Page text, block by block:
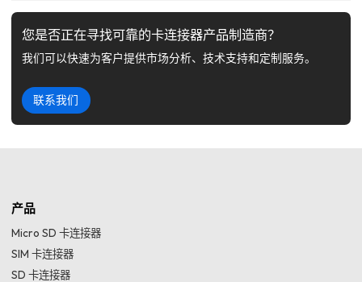
您是否正在寻找可靠的卡连接器产品制造商？
我们可以快速为客户提供市场分析、技术支持和定制服务。
联系我们
产品
Micro SD 卡连接器
SIM 卡连接器
SD 卡连接器